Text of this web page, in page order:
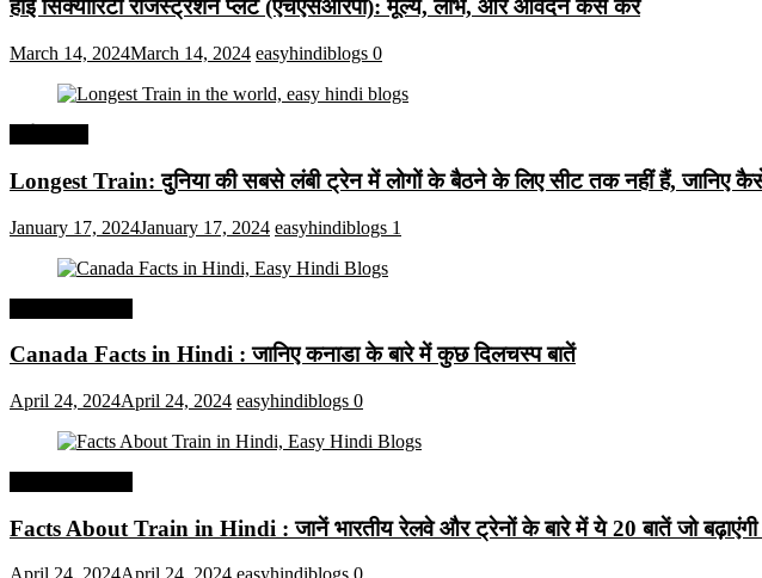
हाई सिक्योरिटी रजिस्ट्रेशन प्लेट (एचएसआरपी): मूल्य, लाभ, और आवेदन कैसे करें
March 14, 2024March 14, 2024 easyhindiblogs 0
Longest Train: दुनिया की सबसे लंबी ट्रेन में लोगों के बैठने के लिए सीट तक ​​नहीं हैं, जानिए
January 17, 2024January 17, 2024 easyhindiblogs 1
Canada Facts in Hindi : जानिए कनाडा के बारे में कुछ दिलचस्प बातें
April 24, 2024April 24, 2024 easyhindiblogs 0
Facts About Train in Hindi : जानें भारतीय रेलवे और ट्रेनों के बारे में ये 20 बातें जो